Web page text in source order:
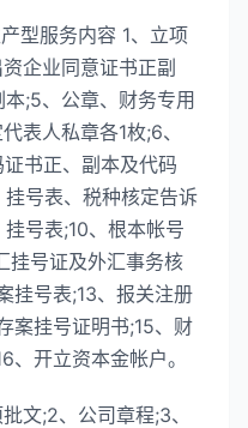
服务内容 1、立项
企业同意证书正副
;5、公章、财务专用
表人私章各1枚;6、
书正、副本及代码
号表、税种核定告诉
号表;10、根本帐号
挂号证及外汇事务核
挂号表;13、报关注册
案挂号证明书;15、财
、开立资本金帐户。
;2、公司章程;3、